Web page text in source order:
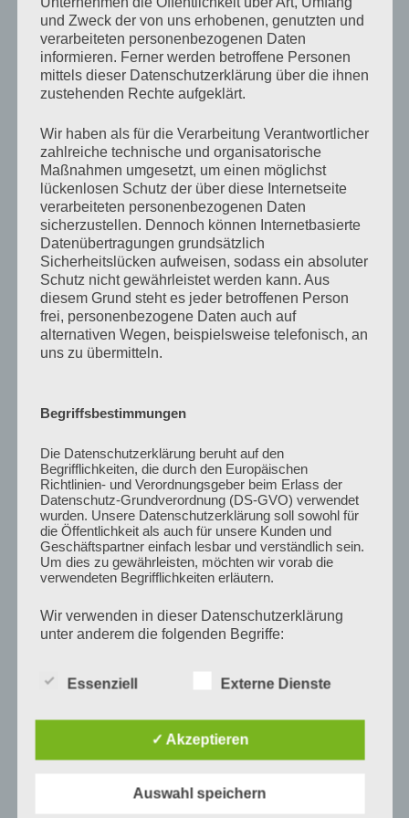
Zum Beitrag
Frankfurter Wahlforscherin zum Streit im Landtag
„Wenn 16-Jährige wählen dürfen, macht es Klick“
10. Mai 2022, hessenschau
Zum Beitrag
Eintracht Frankfurt: Holger Horz und Rainer Forst
waren beim Sieg über West Ham United dabei
10. Mai 2022, Goethe-Uni Aktuell
Zum Beitrag
Russlands fragwürdige Siegesfeier. Mit Nicole
Deitelhoff
09. Mai 2022, 3sat NANO
Zum Beitrag
Uwe Volkmann
Zum Beitrag
Als es um Merz’ Ukraine-Reise geht, ist Kevin
Kühnert ungewohnt schweigsam
06. Mai 2022, FOCUS online
Zum Beitrag
Scholz – Sorge vor neuem Kalten Krieg
06. Mai 2022, rnd
„Es ist kein Stellvertreterkrieg.“Nicole Deitelhoff bei
und Zweck der von uns erhobenen, genutzten und
verarbeiteten personenbezogenen Daten
informieren. Ferner werden betroffene Personen
mittels dieser Datenschutzerklärung über die ihnen
zustehenden Rechte aufgeklärt.
Wir haben als für die Verarbeitung Verantwortlicher
zahlreiche technische und organisatorische
Maßnahmen umgesetzt, um einen möglichst
lückenlosen Schutz der über diese Internetseite
verarbeiteten personenbezogenen Daten
sicherzustellen. Dennoch können Internetbasierte
Datenübertragungen grundsätzlich
Sicherheitslücken aufweisen, sodass ein absoluter
Schutz nicht gewährleistet werden kann. Aus
diesem Grund steht es jeder betroffenen Person
frei, personenbezogene Daten auch auf
alternativen Wegen, beispielsweise telefonisch, an
uns zu übermitteln.
Begriffsbestimmungen
Die Datenschutzerklärung beruht auf den
Begrifflichkeiten, die durch den Europäischen
Richtlinien- und Verordnungsgeber beim Erlass der
Datenschutz-Grundverordnung (DS-GVO) verwendet
wurden. Unsere Datenschutzerklärung soll sowohl für
die Öffentlichkeit als auch für unsere Kunden und
Geschäftspartner einfach lesbar und verständlich sein.
Um dies zu gewährleisten, möchten wir vorab die
verwendeten Begrifflichkeiten erläutern.
Wir verwenden in dieser Datenschutzerklärung
unter anderem die folgenden Begriffe:
a) personenbezogene Daten
sich auf eine identifizierte oder identifizierbare
natürliche Person (im Folgenden „betroffene Person")
Essenziell Externe Dienste
✓ Akzeptieren
Auswahl speichern